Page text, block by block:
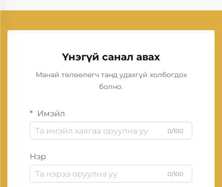
Үнэгүй санал авах
Манай төлөөлөгч танд удахгүй холбогдох
болно.
Имэйл
0/100
Нэр
0/100